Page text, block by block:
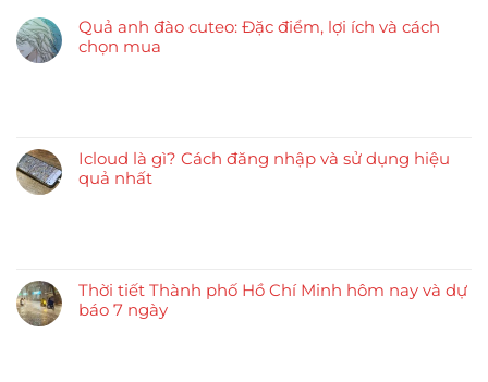
Quả anh đào cuteo: Đặc điểm, lợi ích và cách
chọn mua
Icloud là gì? Cách đăng nhập và sử dụng hiệu
quả nhất
Thời tiết Thành phố Hồ Chí Minh hôm nay và dự
báo 7 ngày